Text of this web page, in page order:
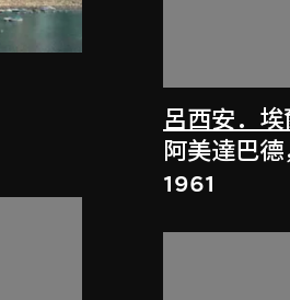
呂西安．埃
阿美達巴
1961